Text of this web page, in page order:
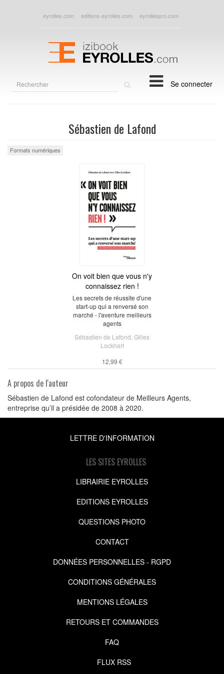
eyrolles.com editions-eyrolles.com eyrollespro.com
Se connecter
Sébastien de Lafond
Formats numériques
On voit bien que vous n'y
connaissez rien !
Les secrets de réussite d'une
start-up qui a renversé son
marché - l'aventure meilleurs
agents
Sébastien de Lafond Gilles
Lockhart
12,99 €
A propos de l'auteur
Sébastien de Lafond est cofondateur de Meilleurs Agents,
entreprise qu’il a présidée de 2008 à 2020.
LETTRE D'INFORMATION
LES SITES EYROLLES
LIBRAIRIE EYROLLES
EDITIONS EYROLLES
QUESTIONS PHOTO
CONTACT
DONNÉES PERSONNELLES - RGPD
CONDITIONS GÉNÉRALES
MENTIONS LÉGALES
RETOURS ET COMMANDES
FAQ
FLUX RSS